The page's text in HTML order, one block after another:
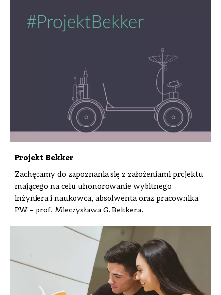
Projekt Bekker
Zachęcamy do zapoznania się z założeniami projektu
mającego na celu uhonorowanie wybitnego
inżyniera i naukowca, absolwenta oraz pracownika
PW – prof. Mieczysława G. Bekkera.